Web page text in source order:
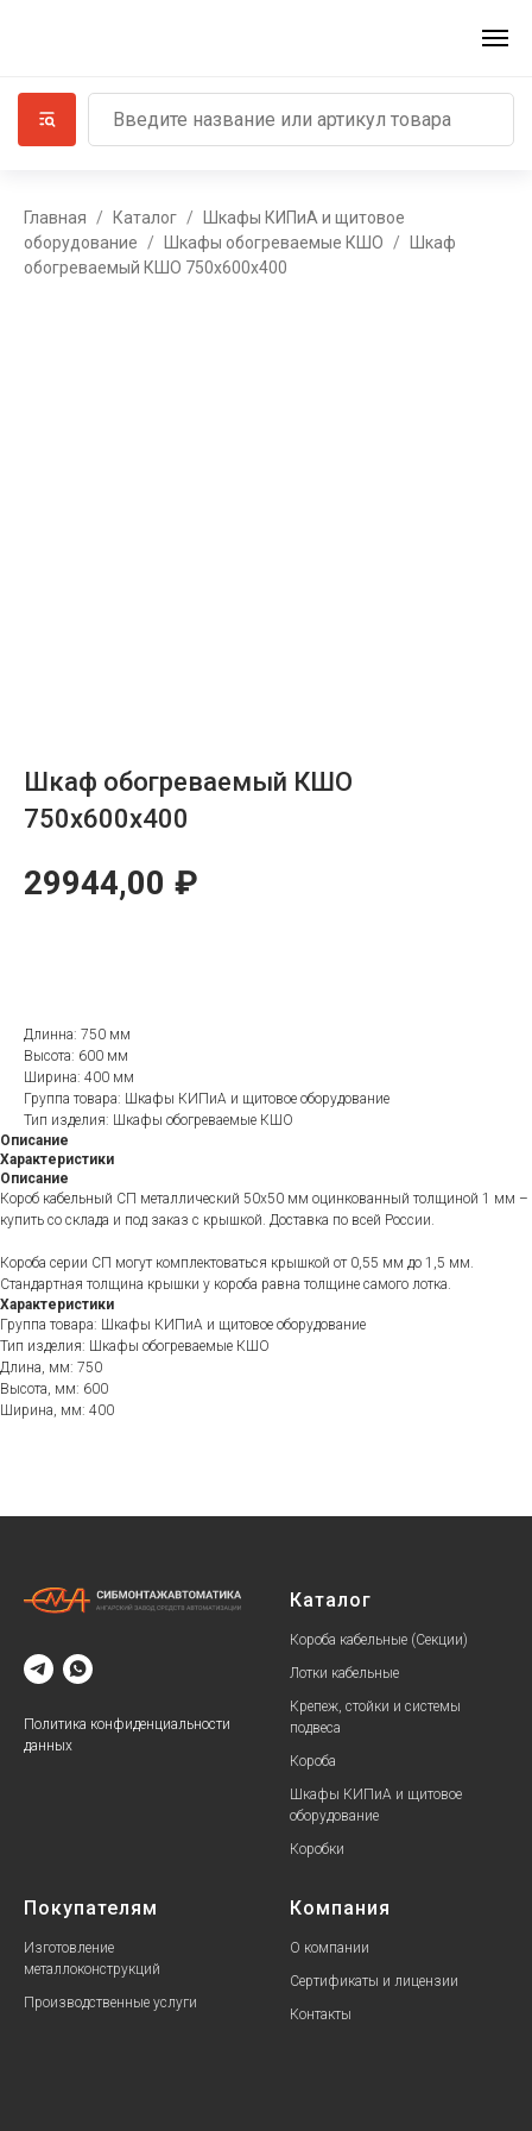
Главная Каталог
Шкафы КИПиА и щитовое
оборудование
Шкафы обогреваемые КШО
Шкаф
обогреваемый КШО 750x600x400
Шкаф обогреваемый КШО
750x600x400
29944,00 ₽
Длинна: 750 мм
Высота: 600 мм
Ширина: 400 мм
Группа товара: Шкафы КИПиА и щитовое оборудование
Тип изделия: Шкафы обогреваемые КШО
Описание
Характеристики
Описание
Короб кабельный СП металлический 50х50 мм оцинкованный толщиной 1 мм –
купить со склада и под заказ с крышкой. Доставка по всей России.
Короба серии СП могут комплектоваться крышкой от 0,55 мм до 1,5 мм.
Стандартная толщина крышки у короба равна толщине самого лотка.
Характеристики
Группа товара: Шкафы КИПиА и щитовое оборудование
Тип изделия: Шкафы обогреваемые КШО
Длина, мм: 750
Высота, мм: 600
Ширина, мм: 400
Политика конфиденциальности
данных
Каталог
Короба кабельные (Секции)
Лотки кабельные
Крепеж, стойки и системы
подвеса
Короба
Шкафы КИПиА и щитовое
оборудование
Коробки
Покупателям
Изготовление
металлоконструкций
Производственные услуги
Компания
О компании
Сертификаты и лицензии
Контакты